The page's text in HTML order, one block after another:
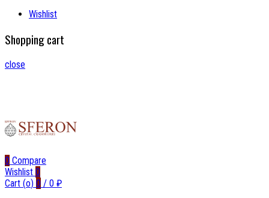
Wishlist
Shopping cart
close
0 Compare
Wishlist 0
Cart (o) 0 / 0 ₽